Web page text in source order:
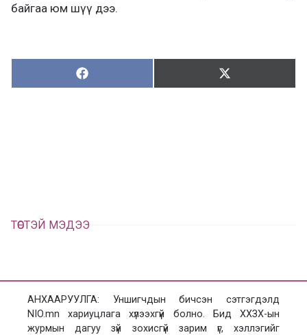
байгаа юм шүү дээ.
Хуваалцах:
Х
у
Түгээх:
Т
ү
ТӨСТЭЙ МЭДЭЭ
АНХААРУУЛГА: Уншигчдын бичсэн сэтгэгдэлд
NIO.mn хариуцлага хүлээхгүй болно. Бид ХХЗХ-ын
журмын дагуу зүй зохисгүй зарим үг, хэллэгийг